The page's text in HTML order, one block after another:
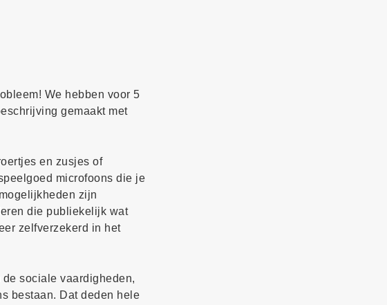
We hebben voor 5
gemaakt met
en zusjes of
microfoons die je
zijn
die publiekelijk wat
zelfverzekerd in het
sociale vaardigheden,
bestaan. Dat deden hele